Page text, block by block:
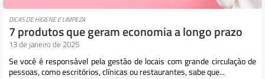
DICAS DE HIGIENE E LIMPEZA
7 produtos que geram economia a longo prazo
13 de janeiro de 2025
Se você é responsável pela gestão de locais com grande circulação de
pessoas, como escritórios, clínicas ou restaurantes, sabe que...